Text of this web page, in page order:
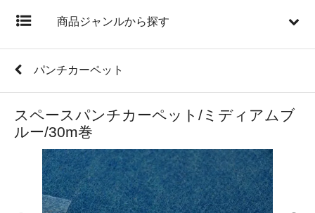
商品ジャンルから探す
パンチカーペット
スペースパンチカーペット/ミディアムブ
ルー/30m巻